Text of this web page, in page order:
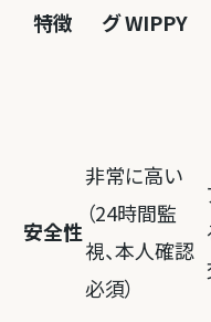
特徴
グ WIPPY
安全性
非常に高い
（24時間監
視、本人確認
必須）